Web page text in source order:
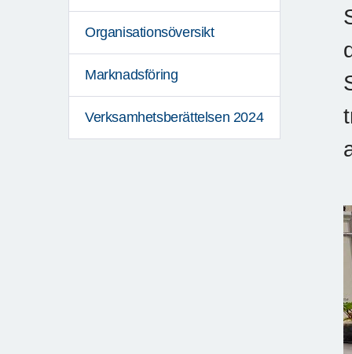
Organisationsöversikt
Marknadsföring
Verksamhetsberättelsen 2024